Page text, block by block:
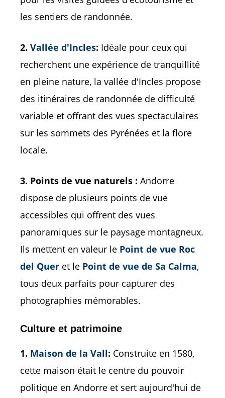
les sentiers de randonnée.
2. Vallée d'Incles: Idéale pour ceux qui
recherchent une expérience de tranquillité
en pleine nature, la vallée d'Incles propose
des itinéraires de randonnée de difficulté
variable et offrant des vues spectaculaires
sur les sommets des Pyrénées et la flore
locale.
3. Points de vue naturels : Andorre
dispose de plusieurs points de vue
accessibles qui offrent des vues
panoramiques sur le paysage montagneux.
Ils mettent en valeur le Point de vue Roc
del Quer et le Point de vue de Sa Calma,
tous deux parfaits pour capturer des
photographies mémorables.
Culture et patrimoine
1. Maison de la Vall: Construite en 1580,
cette maison était le centre du pouvoir
politique en Andorre et sert aujourd'hui de